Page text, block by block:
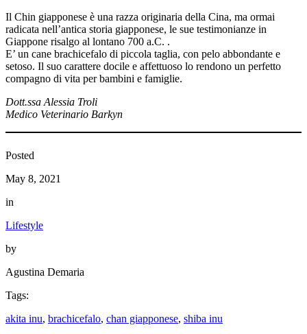
Il Chin giapponese è una razza originaria della Cina, ma ormai
radicata nell’antica storia giapponese, le sue testimonianze in
Giappone risalgo al lontano 700 a.C. .
E’ un cane brachicefalo di piccola taglia, con pelo abbondante e
setoso. Il suo carattere docile e affettuoso lo rendono un perfetto
compagno di vita per bambini e famiglie.
Dott.ssa Alessia Troli
Medico Veterinario Barkyn
Posted
May 8, 2021
in
Lifestyle
by
Agustina Demaria
Tags:
akita inu, brachicefalo, chan giapponese, shiba inu